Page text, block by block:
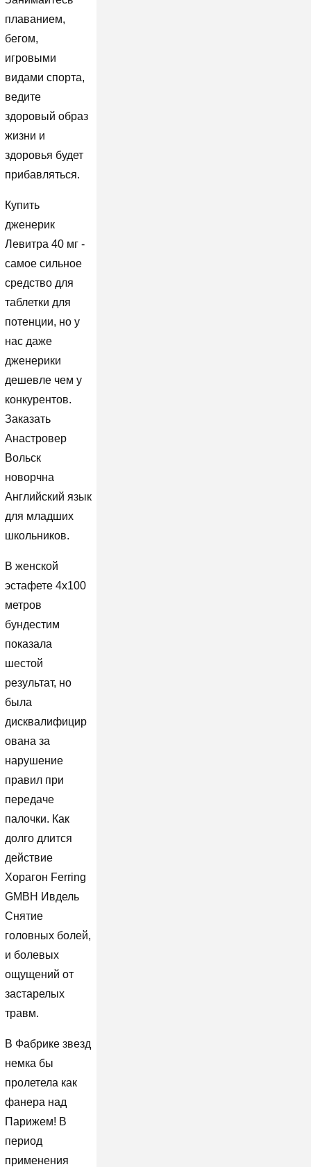
плаванием,
бегом,
игровыми
видами спорта,
ведите
здоровый образ
жизни и
здоровья будет
прибавляться.
Купить
дженерик
Левитра 40 мг -
самое сильное
средство для
таблетки для
потенции, но у
нас даже
дженерики
дешевле чем у
конкурентов.
Заказать
Анастровер
Вольск
новорчна
Английский язык
для младших
школьников.
В женской
эстафете 4х100
метров
бундестим
показала
шестой
результат, но
была
дисквалифицир
ована за
нарушение
правил при
передаче
палочки. Как
долго длится
действие
Хорагон Ferring
GMBH Ивдель
Снятие
головных болей,
и болевых
ощущений от
застарелых
травм.
В Фабрике звезд
немка бы
пролетела как
фанера над
Парижем! В
период
применения